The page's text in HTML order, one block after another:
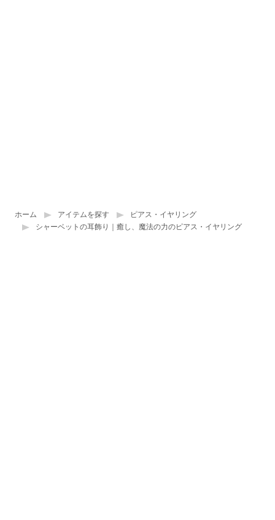
ホーム アイテムを探す
ピアス・イヤリング
シャーベットの耳飾り｜癒し、魔法の力のピアス・イヤリング